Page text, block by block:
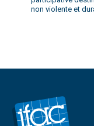
non violente et